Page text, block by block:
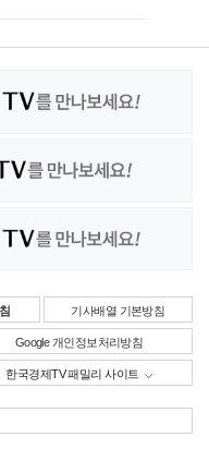
기사배열 기본방침
Google 개인정보처리방침
한국경제TV 패밀리 사이트